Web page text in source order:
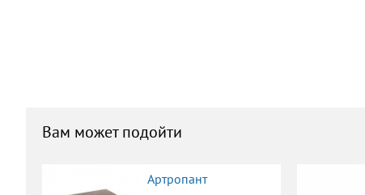
Вам может подойти
Артропант